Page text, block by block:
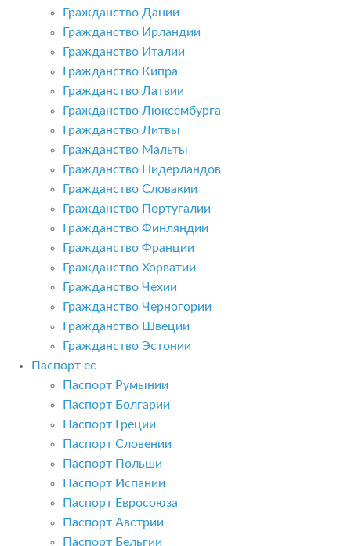
Гражданство Дании
Гражданство Ирландии
Гражданство Италии
Гражданство Кипра
Гражданство Латвии
Гражданство Люксембурга
Гражданство Литвы
Гражданство Мальты
Гражданство Нидерландов
Гражданство Словакии
Гражданство Португалии
Гражданство Финляндии
Гражданство Франции
Гражданство Хорватии
Гражданство Чехии
Гражданство Черногории
Гражданство Швеции
Гражданство Эстонии
Паспорт ес
Паспорт Румынии
Паспорт Болгарии
Паспорт Греции
Паспорт Словении
Паспорт Польши
Паспорт Испании
Паспорт Евросоюза
Паспорт Австрии
Паспорт Бельгии